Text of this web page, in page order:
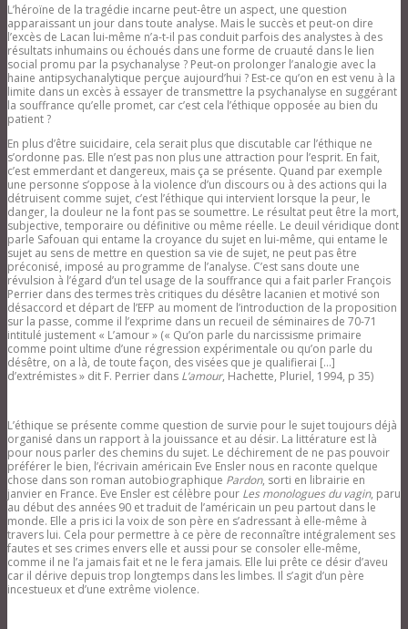
L’héroïne de la tragédie incarne peut-être un aspect, une question
apparaissant un jour dans toute analyse. Mais le succès et peut-on dire
l’excès de Lacan lui-même n’a-t-il pas conduit parfois des analystes à des
résultats inhumains ou échoués dans une forme de cruauté dans le lien
social promu par la psychanalyse ? Peut-on prolonger l’analogie avec la
haine antipsychanalytique perçue aujourd’hui ? Est-ce qu’on en est venu à la
limite dans un excès à essayer de transmettre la psychanalyse en suggérant
la souffrance qu’elle promet, car c’est cela l’éthique opposée au bien du
patient ?
En plus d’être suicidaire, cela serait plus que discutable car l’éthique ne
s’ordonne pas. Elle n’est pas non plus une attraction pour l’esprit. En fait,
c’est emmerdant et dangereux, mais ça se présente. Quand par exemple
une personne s’oppose à la violence d’un discours ou à des actions qui la
détruisent comme sujet, c’est l’éthique qui intervient lorsque la peur, le
danger, la douleur ne la font pas se soumettre. Le résultat peut être la mort,
subjective, temporaire ou définitive ou même réelle. Le deuil véridique dont
parle Safouan qui entame la croyance du sujet en lui-même, qui entame le
sujet au sens de mettre en question sa vie de sujet, ne peut pas être
préconisé, imposé au programme de l’analyse. C’est sans doute une
révulsion à l’égard d’un tel usage de la souffrance qui a fait parler François
Perrier dans des termes très critiques du désêtre lacanien et motivé son
désaccord et départ de l’EFP au moment de l’introduction de la proposition
sur la passe, comme il l’exprime dans un recueil de séminaires de 70-71
intitulé justement « L’amour » (« Qu’on parle du narcissisme primaire
comme point ultime d’une régression expérimentale ou qu’on parle du
désêtre, on a là, de toute façon, des visées que je qualifierai […]
d’extrémistes » dit F. Perrier dans L’amour, Hachette, Pluriel, 1994, p 35)
L’éthique se présente comme question de survie pour le sujet toujours déjà
organisé dans un rapport à la jouissance et au désir. La littérature est là
pour nous parler des chemins du sujet. Le déchirement de ne pas pouvoir
préférer le bien, l’écrivain américain Eve Ensler nous en raconte quelque
chose dans son roman autobiographique Pardon, sorti en librairie en
janvier en France. Eve Ensler est célèbre pour Les monologues du vagin, paru
au début des années 90 et traduit de l’américain un peu partout dans le
monde. Elle a pris ici la voix de son père en s’adressant à elle-même à
travers lui. Cela pour permettre à ce père de reconnaître intégralement ses
fautes et ses crimes envers elle et aussi pour se consoler elle-même,
comme il ne l’a jamais fait et ne le fera jamais. Elle lui prête ce désir d’aveu
car il dérive depuis trop longtemps dans les limbes. Il s’agit d’un père
incestueux et d’une extrême violence.